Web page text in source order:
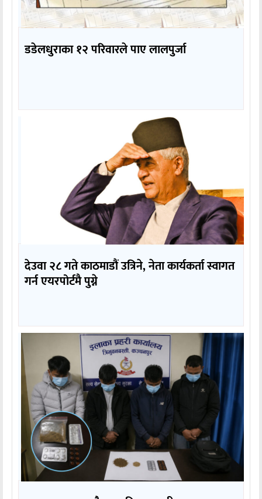
डडेलधुराका १२ परिवारले पाए लालपुर्जा
देउवा २८ गते काठमाडौं उत्रिने, नेता कार्यकर्ता स्वागत
गर्न एयरपोर्टमै पुग्ने